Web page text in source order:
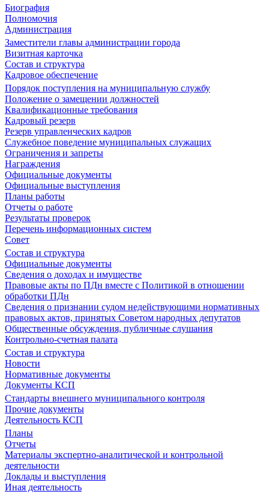
Биография
Полномочия
Администрация
Заместители главы администрации города
Визитная карточка
Состав и структура
Кадровое обеспечение
Порядок поступления на муниципальную службу
Положение о замещении должностей
Квалификационные требования
Кадровый резерв
Резерв управленческих кадров
Служебное поведение муниципальных служащих
Ограничения и запреты
Награждения
Официальные документы
Официальные выступления
Планы работы
Отчеты о работе
Результаты проверок
Перечень информационных систем
Совет
Состав и структура
Официальные документы
Сведения о доходах и имуществе
Правовые акты по ПДн вместе с Политикой в отношении
обработки ПДн
Сведения о признании судом недействующими нормативных
правовых актов, принятых Советом народных депутатов
Общественные обсуждения, публичные слушания
Контрольно-счетная палата
Состав и структура
Новости
Нормативные документы
Документы КСП
Стандарты внешнего муниципального контроля
Прочие документы
Деятельность КСП
Планы
Отчеты
Материалы экспертно-аналитической и контрольной
деятельности
Доклады и выступления
Иная деятельность